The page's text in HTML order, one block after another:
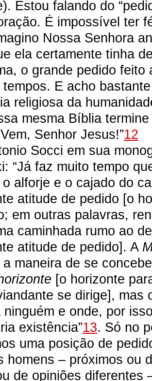
Estou falando do
É impossível ter
Nossa Senhora
ela certamente tinha
o grande pedido feito
E acho
religiosa da
mesma Bíblia
Senhor Jesus!”12
Socci em sua
“Já faz muito tempo
alforje e o cajado do
atitude de pedido [o
em outras palavras,
caminhada rumo ao
atitude de pedido]. A
maneira de se
[o horizonte
se dirige], mas
ninguém e onde, por
existência”13. Só no
uma posição de
homens – próximos ou
de opiniões diferentes